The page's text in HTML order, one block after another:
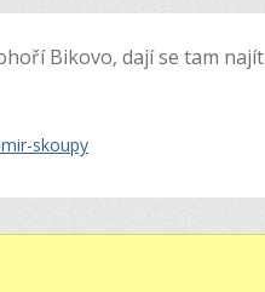
Bikovo, dají se tam najít
skoupy